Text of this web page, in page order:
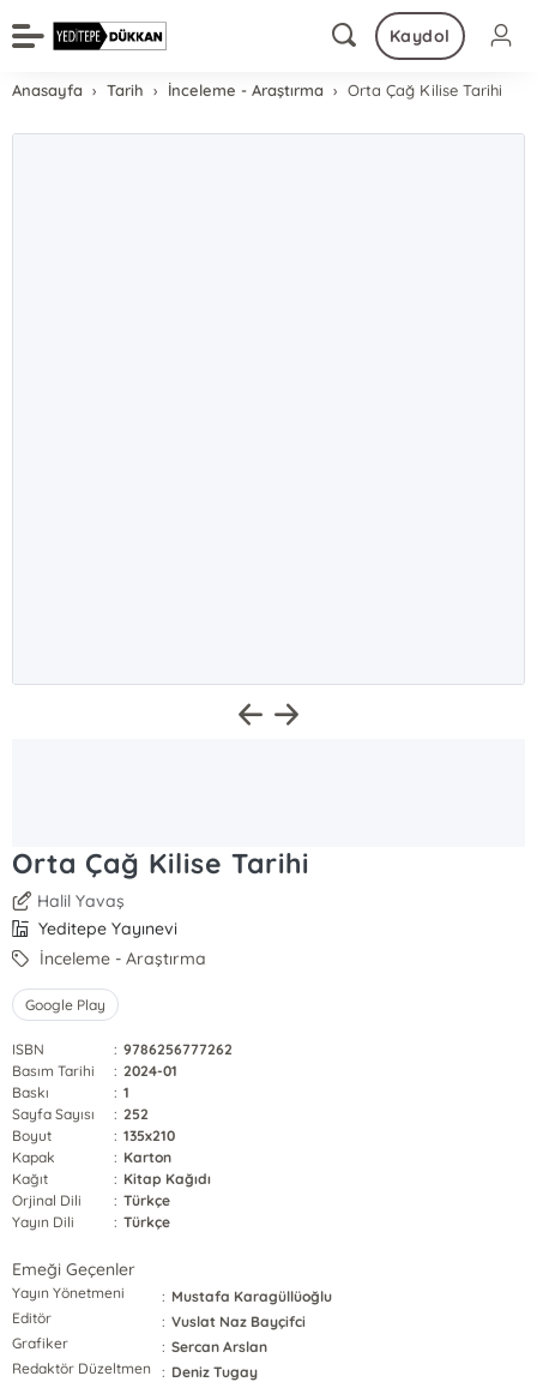
Kaydol
Anasayfa Tarih İnceleme - Araştırma Orta Çağ Kilise Tarihi
Orta Çağ Kilise Tarihi
Halil Yavaş
Yeditepe Yayınevi
İnceleme - Araştırma
Google Play
ISBN : 9786256777262
Basım Tarihi
: 2024-01
Baskı
: 1
Sayfa Sayısı
: 252
Boyut
: 135x210
Kapak
: Karton
Kağıt
: Kitap Kağıdı
Orjinal Dili
: Türkçe
Yayın Dili
: Türkçe
Emeği Geçenler
Yayın Yönetmeni : Mustafa Karagüllüoğlu
Editör
: Vuslat Naz Bayçifci
Grafiker
: Sercan Arslan
Redaktör Düzeltmen
: Deniz Tugay